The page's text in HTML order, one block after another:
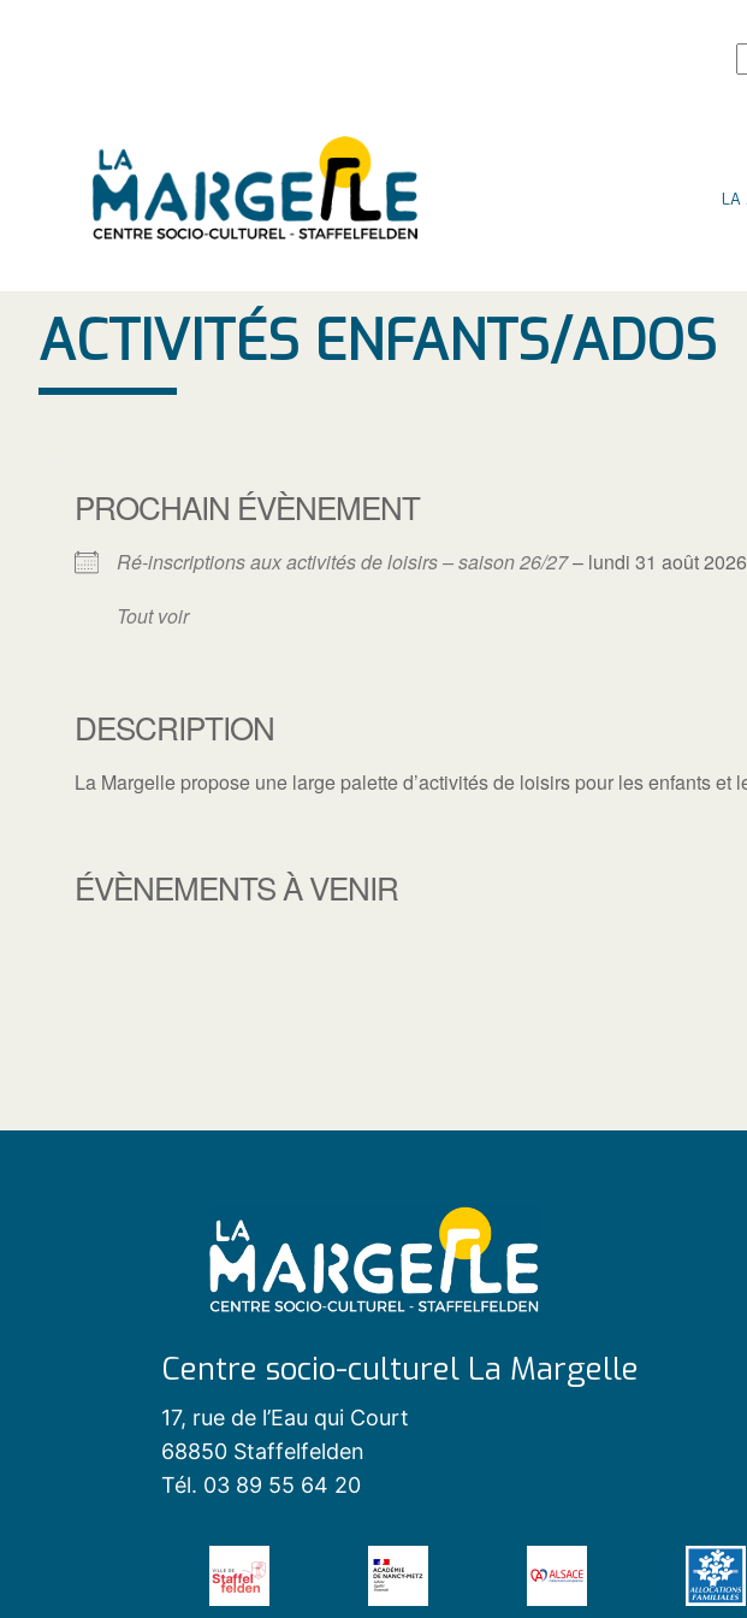
LA
ACTIVITÉS ENFANTS/ADOS
PROCHAIN ÉVÈNEMENT
Ré-inscriptions aux activités de loisirs – saison 26/27– lundi 31 août
Tout voir
DESCRIPTION
La Margelle propose une large palette d’activités de loisirs pour les enfants et
ÉVÈNEMENTS À VENIR
Centre socio-culturel La Margelle
17, rue de l’Eau qui Court
68850 Staffelfelden
Tél. 03 89 55 64 20